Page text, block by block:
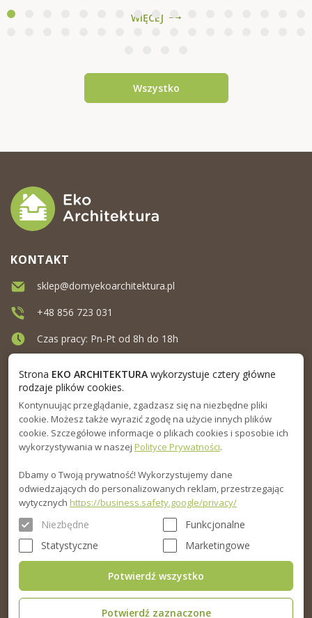
Ten przytulny i nowoczesny drewniany
WIĘCEJ
Wszystko
MENU
INFORMACJA
PORADNIK
KONTAKT
sklep@domyekoarchitektura.pl
+48 856 723 031
Czas pracy: Pn-Pt od 8h do 18h
Strona EKO ARCHITEKTURAwykorzystuje cztery główne
rodzaje plików cookies.
Kontynuując przeglądanie, zgadzasz się na niezbędne pliki
cookie. Możesz także wyrazić zgodę na użycie innych plików
cookie. Szczegółowe informacje o plikach cookies i sposobie ich
wykorzystywania w naszej Polityce Prywatności.
Dbamy o Twoją prywatność! Wykorzystujemy dane
odwiedzających do personalizowanych reklam, przestrzegając
wytycznych https://business.safety.google/privacy/
Niezbędne
Funkcjonalne
Statystyczne
Marketingowe
Potwierdź zaznaczone
Potwierdź wszystko